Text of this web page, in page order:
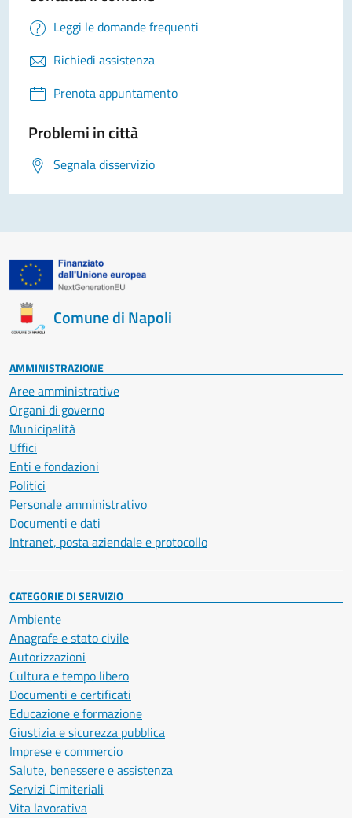
Leggi le domande frequenti
Richiedi assistenza
Prenota appuntamento
Problemi in città
Segnala disservizio
Comune di Napoli
AMMINISTRAZIONE
Aree amministrative
Organi di governo
Municipalità
Uffici
Enti e fondazioni
Politici
Personale amministrativo
Documenti e dati
Intranet, posta aziendale e protocollo
CATEGORIE DI SERVIZIO
Ambiente
Anagrafe e stato civile
Autorizzazioni
Cultura e tempo libero
Documenti e certificati
Educazione e formazione
Giustizia e sicurezza pubblica
Imprese e commercio
Salute, benessere e assistenza
Servizi Cimiteriali
Vita lavorativa